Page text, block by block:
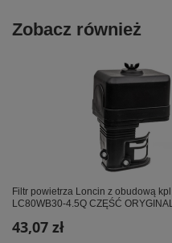
Zobacz również
Filtr powietrza Loncin z obudową
LC80WB30-4.5Q CZĘŚĆ
43,07 zł